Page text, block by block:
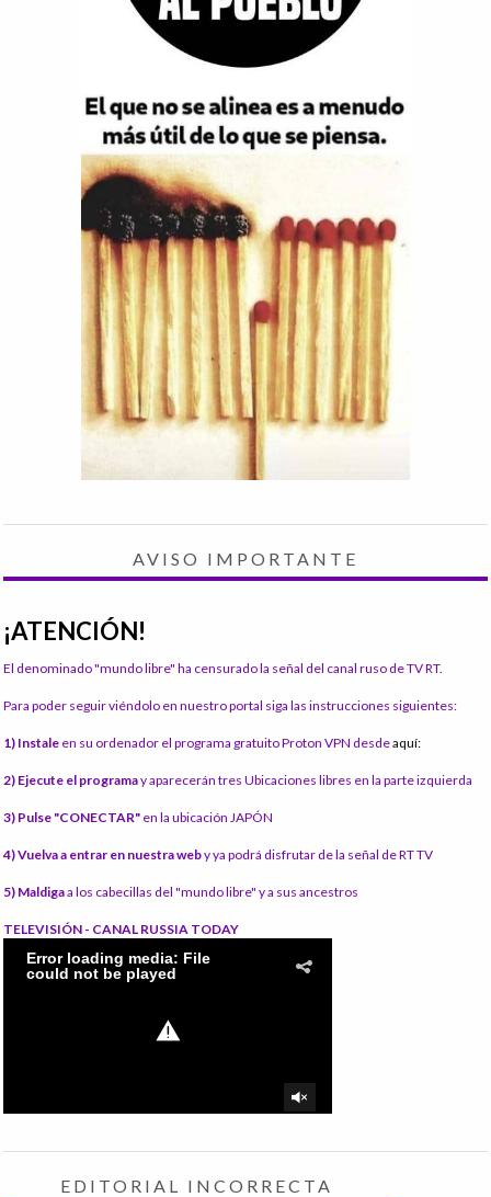
AVISO IMPORTANTE
¡ATENCIÓN!
El denominado "mundo libre" ha censurado la señal del canal ruso de TV RT.
Para poder seguir viéndolo en nuestro portal siga las instrucciones siguientes:
1) Instale en su ordenador el programa gratuito Proton VPN desdeaquí:
2) Ejecute el programay aparecerán tres Ubicaciones libres en la parte izquierda
3) Pulse "CONECTAR" en la ubicación JAPÓN
4) Vuelva a entrar en nuestra weby ya podrá disfrutar de la señal de RT TV
5) Maldigaa los cabecillas del "mundo libre" y a sus ancestros
TELEVISIÓN - CANAL RUSSIA TODAY
EDITORIAL INCORRECTA